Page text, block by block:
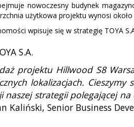
nowoczesny budynek
użytkowa projektu wynosi
wpisuje się w strategię TOYA
S.A.
projektu Hillwood S8
lokalizacjach.
naszej strategii polegającej
Kaliński, Senior Business